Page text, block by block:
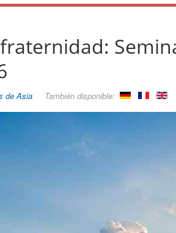
de Asia También disponible: